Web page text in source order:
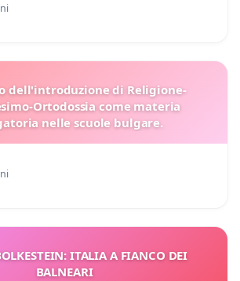
dell'introduzione di Religione-
Ortodossia come materia
nelle scuole bulgare.
ITALIA A FIANCO DEI
BALNEARI